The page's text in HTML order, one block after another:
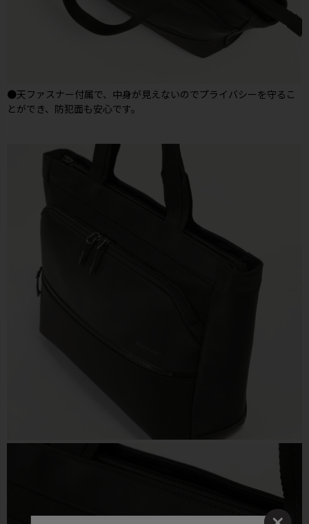
●天ファスナー付属で、中身が見えないのでプライバシーを守るこ
とができ、防犯面も安心です。